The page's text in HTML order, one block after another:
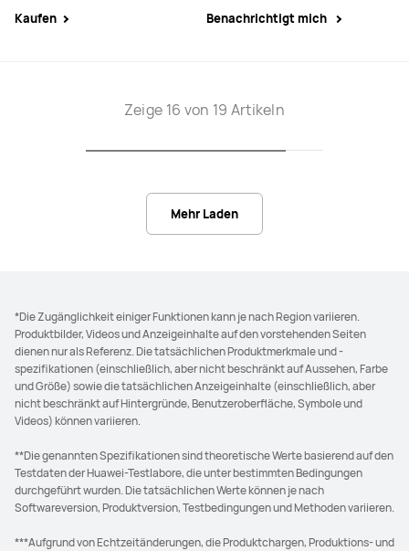
Kaufen
Benachrichtigt mich
Zeige 16 von 19 Artikeln
Mehr Laden
*Die Zugänglichkeit einiger Funktionen kann je nach Region variieren.
Produktbilder, Videos und Anzeigeinhalte auf den vorstehenden Seiten
dienen nur als Referenz. Die tatsächlichen Produktmerkmale und -
spezifikationen (einschließlich, aber nicht beschränkt auf Aussehen, Farbe
und Größe) sowie die tatsächlichen Anzeigeinhalte (einschließlich, aber
nicht beschränkt auf Hintergründe, Benutzeroberfläche, Symbole und
Videos) können variieren.
**Die genannten Spezifikationen sind theoretische Werte basierend auf den
Testdaten der Huawei-Testlabore, die unter bestimmten Bedingungen
durchgeführt wurden. Die tatsächlichen Werte können je nach
Softwareversion, Produktversion, Testbedingungen und Methoden variieren.
***Aufgrund von Echtzeitänderungen, die Produktchargen, Produktions- und